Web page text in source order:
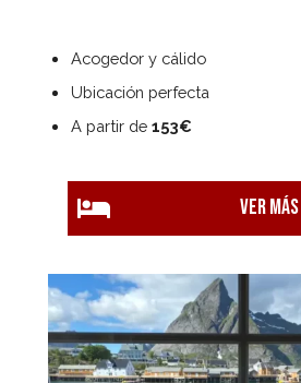
Acogedor y cálido
Ubicación perfecta
A partir de 153€
Ver más